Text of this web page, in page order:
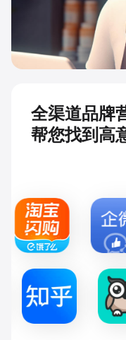
全渠道品牌
帮您找到高